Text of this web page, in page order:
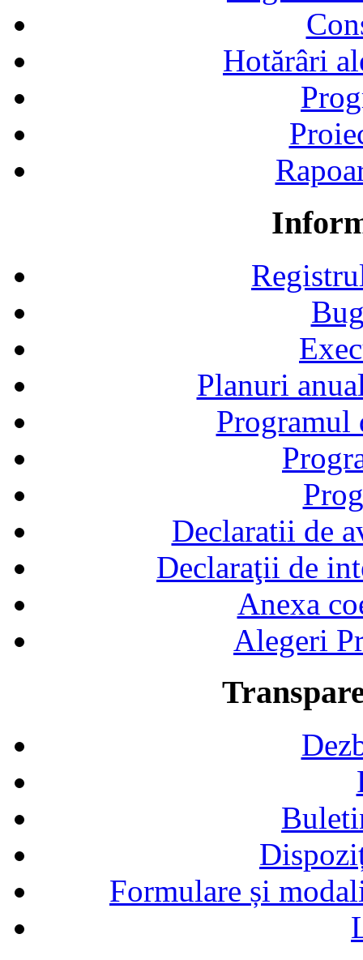
Hotărâri
Planuri
Declaratii de
Declaraţii de
Anexa
Alegeri
Formulare și